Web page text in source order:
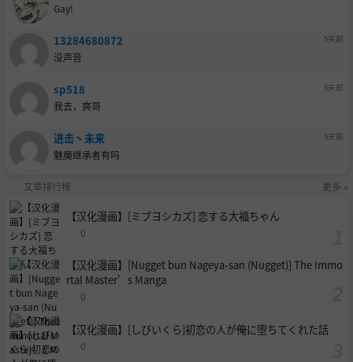
Gay!
13284680872 5天前
没声音
sp518 5天前
我去，爽哥
进击丶未来 5天前
魅魔继承者有吗
文章排行榜 更多 »
【汉化漫画】[ミブヨシカズ] 恋する大福ちゃん
0
【汉化漫画】[Nugget bun Nageya-san (Nugget)] The Immo
rtal Master’s Manga
0
【汉化漫画】[しびいくら]初恋の人が俺に堕ちてくれた話
0